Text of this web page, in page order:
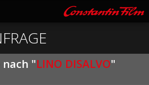
nach "LINO DISALVO"